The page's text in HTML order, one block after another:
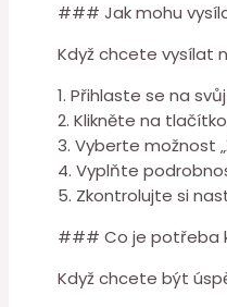
### Jak mohu
Když chcete vysílat
1. Přihlaste se na
2. Klikněte na
3. Vyberte možnost
4. Vyplňte
5. Zkontrolujte si
### Co je potřeba k
Když chcete být